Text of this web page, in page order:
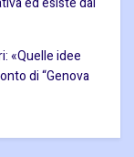
«Quelle idee
di “Genova